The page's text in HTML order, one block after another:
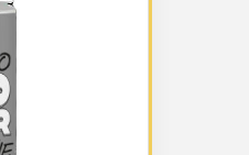
:
€